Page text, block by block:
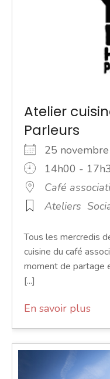
Atelier
Parleurs
25
14h00 -
Café
Ateliers
Tous les mercredis
cuisine du café
moment de partage
[...]
En savoir plus